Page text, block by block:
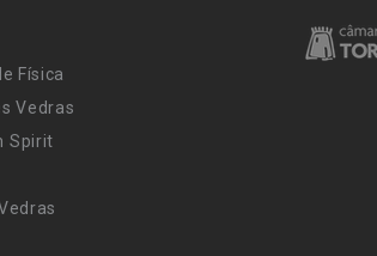
Física
Vedras
Spirit